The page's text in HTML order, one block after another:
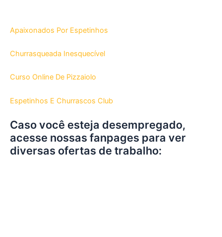
Apaixonados Por Espetinhos
Churrasqueada Inesquecível
Curso Online De Pizzaiolo
Espetinhos E Churrascos Club
Caso você esteja desempregado,
acesse nossas fanpages para ver
diversas ofertas de trabalho: